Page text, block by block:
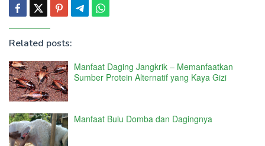
Related posts:
Manfaat Daging Jangkrik – Memanfaatkan
Sumber Protein Alternatif yang Kaya Gizi
Manfaat Bulu Domba dan Dagingnya